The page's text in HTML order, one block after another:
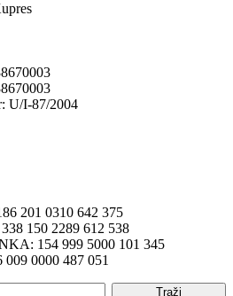
U/I-87/2004
201 0310 642 375
150 2289 612 538
154 999 5000 101 345
0000 487 051